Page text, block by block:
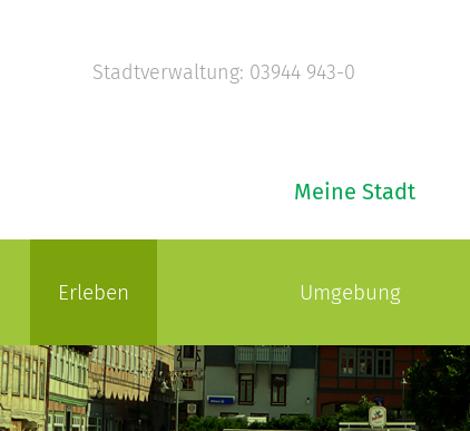
Stadtverwaltung: 03944 943-0
Erleben Umgebung
Meine Stadt